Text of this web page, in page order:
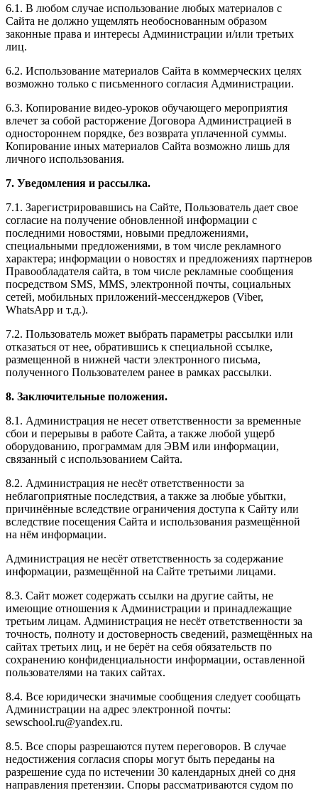
6.1. В любом случае использование любых материалов с
Сайта не должно ущемлять необоснованным образом
законные права и интересы Администрации и/или третьих
лиц.
6.2. Использование материалов Сайта в коммерческих целях
возможно только с письменного согласия Администрации.
6.3. Копирование видео-уроков обучающего мероприятия
влечет за собой расторжение Договора Администрацией в
одностороннем порядке, без возврата уплаченной суммы.
Копирование иных материалов Сайта возможно лишь для
личного использования.
7. Уведомления и рассылка.
7.1. Зарегистрировавшись на Сайте, Пользователь дает свое
согласие на получение обновленной информации с
последними новостями, новыми предложениями,
специальными предложениями, в том числе рекламного
характера; информации о новостях и предложениях партнеров
Правообладателя сайта, в том числе рекламные сообщения
посредством SMS, MMS, электронной почты, социальных
сетей, мобильных приложений-мессенджеров (Viber,
WhatsApp и т.д.).
7.2. Пользователь может выбрать параметры рассылки или
отказаться от нее, обратившись к специальной ссылке,
размещенной в нижней части электронного письма,
полученного Пользователем ранее в рамках рассылки.
8. Заключительные положения.
8.1. Администрация не несет ответственности за временные
сбои и перерывы в работе Сайта, а также любой ущерб
оборудованию, программам для ЭВМ или информации,
связанный с использованием Сайта.
8.2. Администрация не несёт ответственности за
неблагоприятные последствия, а также за любые убытки,
причинённые вследствие ограничения доступа к Сайту или
вследствие посещения Сайта и использования размещённой
на нём информации.
Администрация не несёт ответственность за содержание
информации, размещённой на Сайте третьими лицами.
8.3. Сайт может содержать ссылки на другие сайты, не
имеющие отношения к Администрации и принадлежащие
третьим лицам. Администрация не несёт ответственности за
точность, полноту и достоверность сведений, размещённых на
сайтах третьих лиц, и не берёт на себя обязательств по
сохранению конфиденциальности информации, оставленной
пользователями на таких сайтах.
8.4. Все юридически значимые сообщения следует сообщать
Администрации на адрес электронной почты:
sewschool.ru@yandex.ru.
8.5. Все споры разрешаются путем переговоров. В случае
недостижения согласия споры могут быть переданы на
разрешение суда по истечении 30 календарных дней со дня
направления претензии. Споры рассматриваются судом по